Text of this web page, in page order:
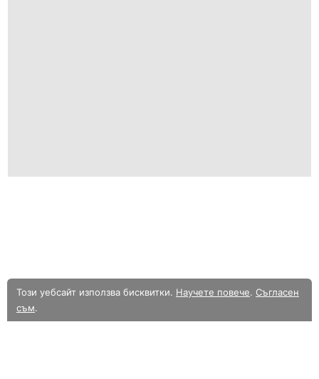
Този уебсайт използва бисквитки. Научете повече. Съгласен
съм.